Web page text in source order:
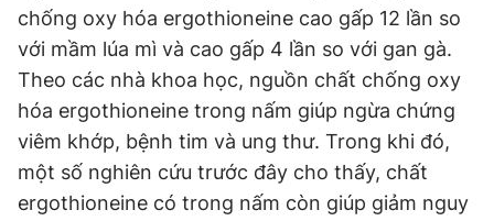
Sản phẩm khác
Tiện ích Bạn cần biết
Thông tin tòa soạn Liên hệ quảng cáo
chống oxy hóa ergothioneine cao gấp 12 lần so
với mầm lúa mì và cao gấp 4 lần so với gan gà.
Theo các nhà khoa học, nguồn chất chống oxy
hóa ergothioneine trong nấm giúp ngừa chứng
viêm khớp, bệnh tim và ung thư. Trong khi đó,
một số nghiên cứu trước đây cho thấy, chất
ergothioneine có trong nấm còn giúp giảm nguy